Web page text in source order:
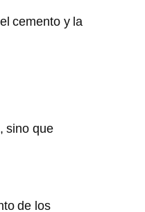
cemento y la
sino que
de los